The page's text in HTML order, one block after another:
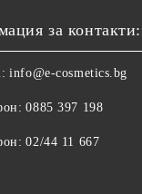
за контакти:
info@e-cosmetics.bg
0885 397 198
02/44 11 667